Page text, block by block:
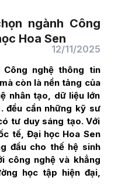
ngành Công
Hoa Sen
12/11/2025
nghệ thông tin
còn là nền tảng của
nhân tạo, dữ liệu lớn
đều cần những kỹ sư
tư duy sáng tạo. Với
tế, Đại học Hoa Sen
đầu cho thế hệ sinh
công nghệ và khẳng
học tập hiện đại,